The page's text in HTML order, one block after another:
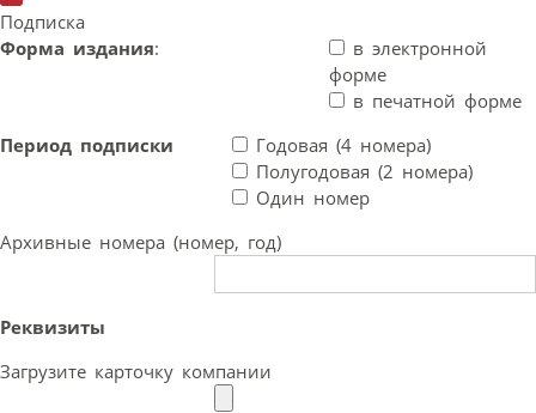
Подписка
Форма издания:
в электронной
форме
в печатной форме
Период подписки
Годовая (4 номера)
Полугодовая (2 номера)
Один номер
Архивные номера (номер, год)
Реквизиты
Загрузите карточку компании